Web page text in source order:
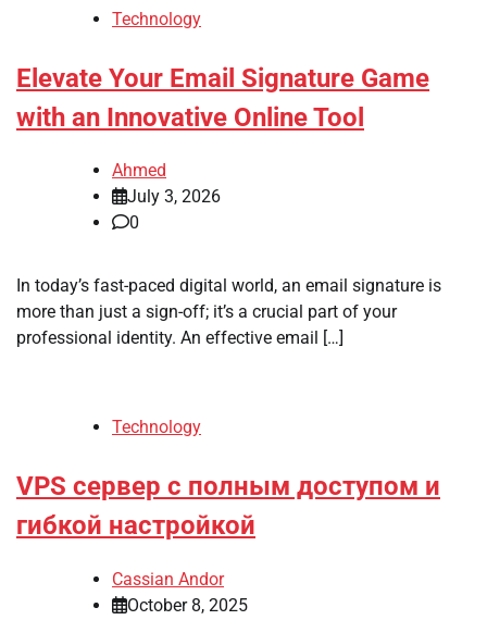
Technology
Elevate Your Email Signature Game
with an Innovative Online Tool
Ahmed
July 3, 2026
0
In today’s fast-paced digital world, an email signature is
more than just a sign-off; it’s a crucial part of your
professional identity. An effective email […]
Technology
VPS сервер с полным доступом и
гибкой настройкой
Cassian Andor
October 8, 2025